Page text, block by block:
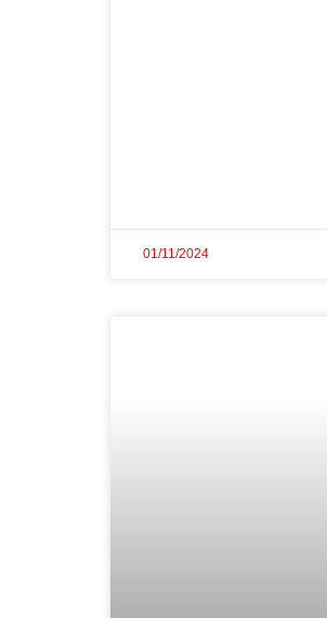
01/11/2024